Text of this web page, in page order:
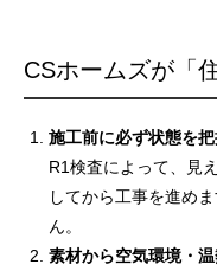
CSホームズが「
施工前に必ず状態を把
R1検査によって、見
してから工事を進め
ん。
素材から空気環境・温